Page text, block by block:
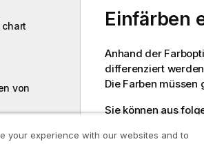
von
Einfärben
Anhand der
differenziert
Die Farben müssen
Sie können aus
Der
your experience with our websites and to